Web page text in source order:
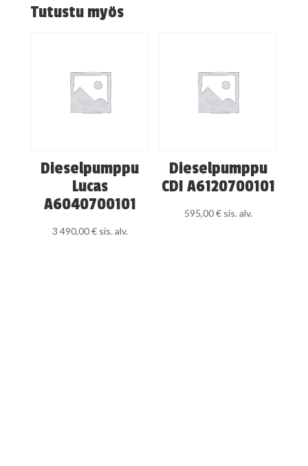
Tutustu myös
Dieselpumppu
Lucas
A6040700101
3 490,00€ sis. alv.
Dieselpumppu
CDI A6120700101
595,00€ sis. alv.